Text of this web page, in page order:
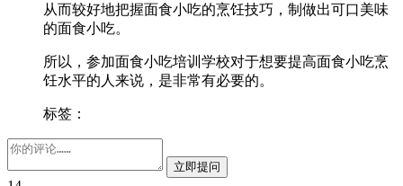
从而较好地把握面食小吃的烹饪技巧，制做出可口美味
的面食小吃。
所以，参加面食小吃培训学校对于想要提高面食小吃烹
饪水平的人来说，是非常有必要的。
标签：